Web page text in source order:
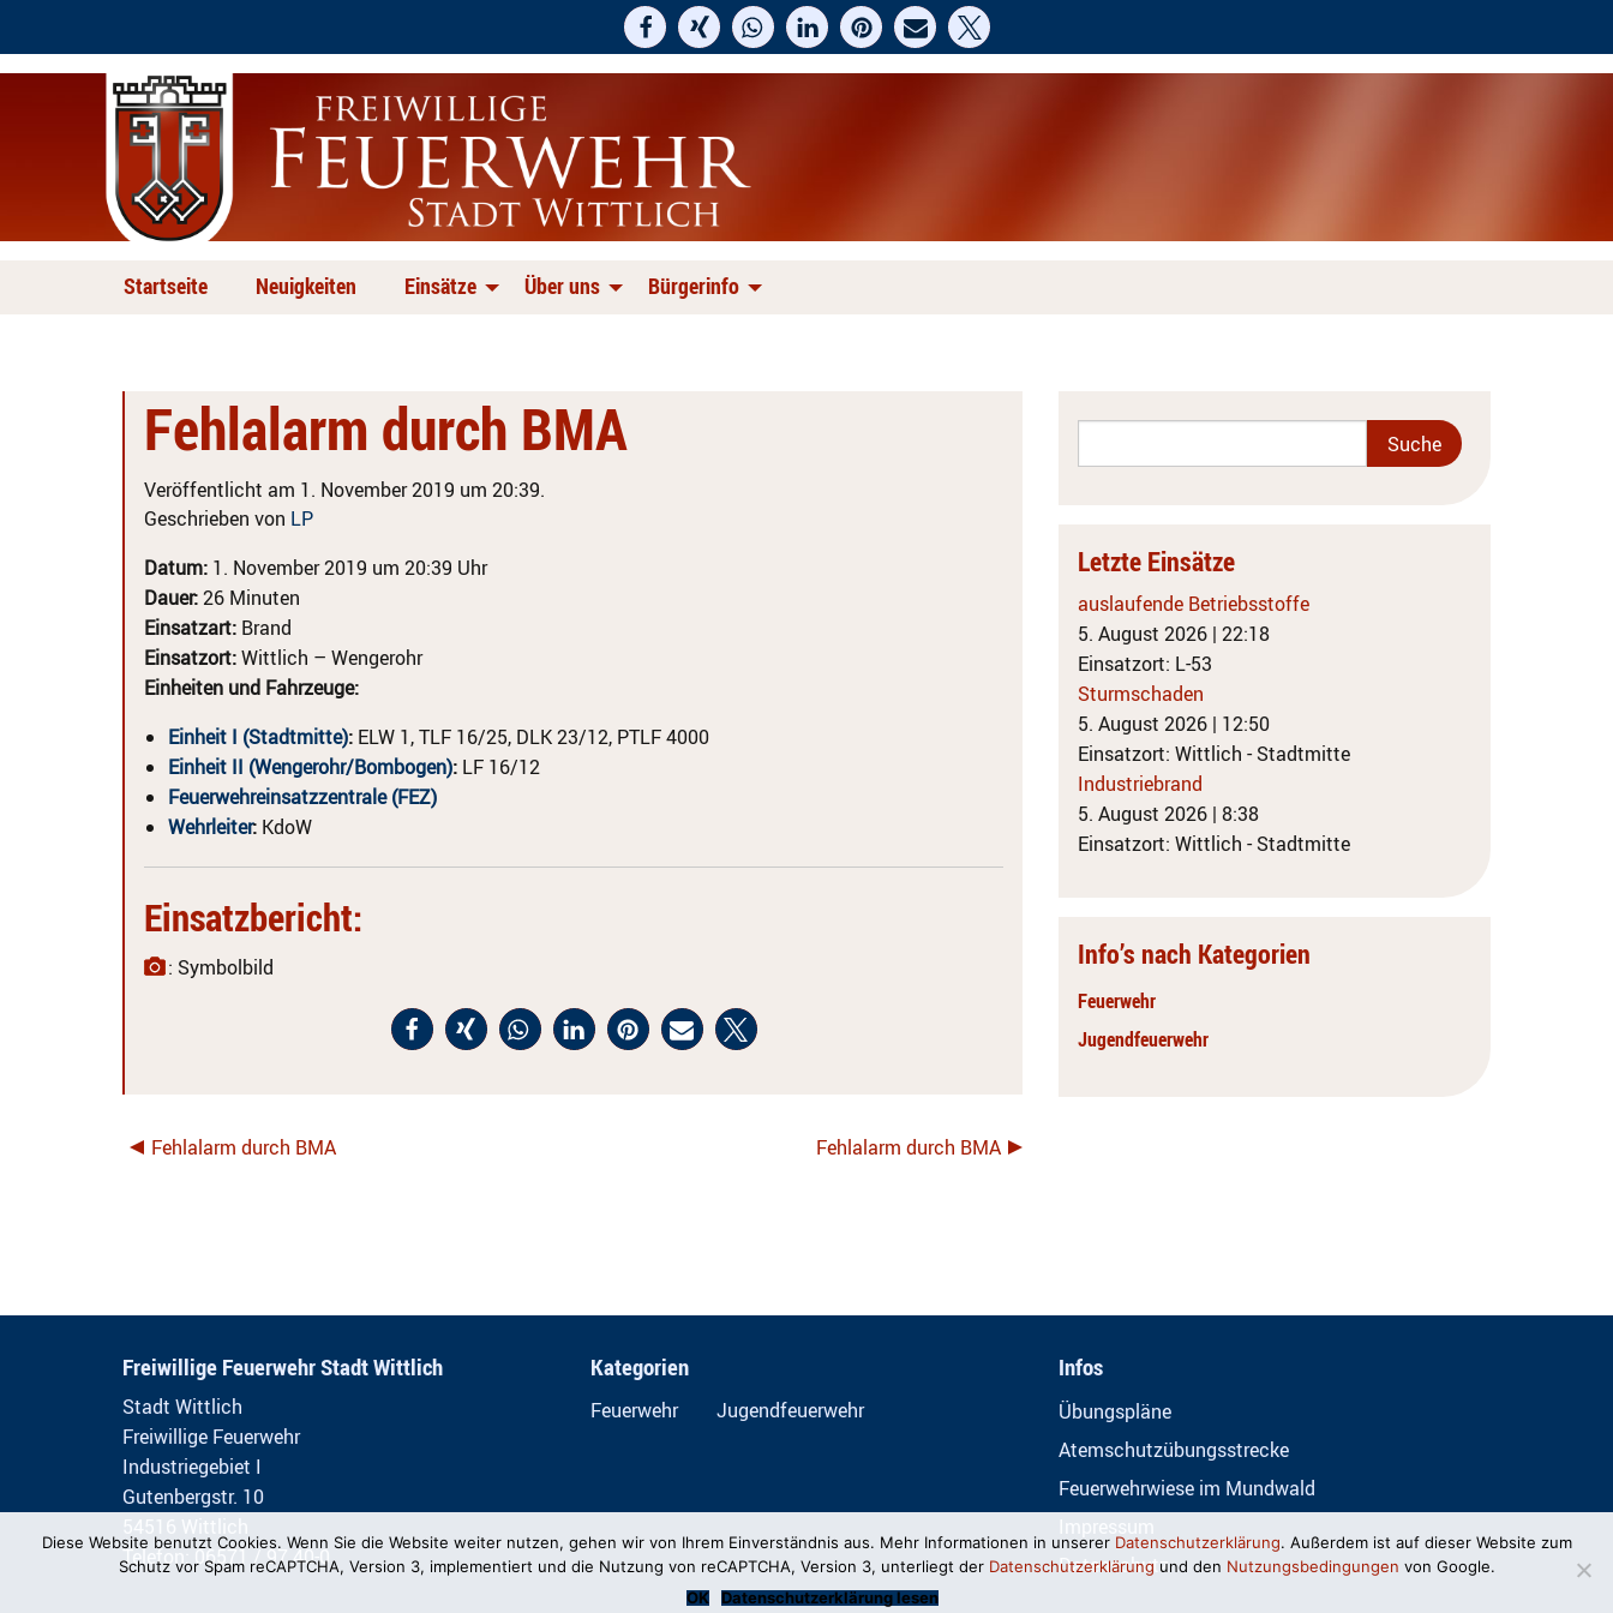
Startseite Neuigkeiten Einsätze Über uns Bürgerinfo
Fehlalarm durch BMA
Veröffentlicht am 1. November 2019 um 20:39.
Geschrieben von LP
Datum: 1. November 2019 um 20:39 Uhr
Dauer:26 Minuten
Einsatzart: Brand
Einsatzort:Wittlich – Wengerohr
Einheiten und Fahrzeuge:
Einheit I (Stadtmitte): ELW 1, TLF 16/25, DLK 23/12, PTLF 4000
Einheit II (Wengerohr/Bombogen): LF 16/12
Feuerwehreinsatzzentrale (FEZ)
Wehrleiter: KdoW
Einsatzbericht:
: Symbolbild
Fehlalarm durch BMA Fehlalarm durch BMA
Letzte Einsätze
auslaufende Betriebsstoffe
5. August 2026 | 22:18
Einsatzort: L-53
Sturmschaden
5. August 2026 | 12:50
Einsatzort: Wittlich - Stadtmitte
Industriebrand
5. August 2026 | 8:38
Einsatzort: Wittlich - Stadtmitte
Info’s nach Kategorien
Feuerwehr
Jugendfeuerwehr
Freiwillige Feuerwehr Stadt Wittlich
Stadt Wittlich
Freiwillige Feuerwehr
Industriegebiet I
Gutenbergstr. 10
Telefon: 06571 / 97 40-0
Kategorien
Feuerwehr Jugendfeuerwehr
Infos
Übungspläne
Atemschutzübungsstrecke
Feuerwehrwiese im Mundwald
Datenschutz
Diese Website benutzt Cookies. Wenn Sie die Website weiter nutzen, gehen wir von Ihrem Einverständnis aus. Mehr Informationen in unserer Datenschutzerklärung. Außerdem ist auf dieser Website zum
Schutz vor Spam reCAPTCHA, Version 3, implementiert und die Nutzung von reCAPTCHA, Version 3, unterliegt der Datenschutzerklärung und den Nutzungsbedingungen von Google.
OK
Datenschutzerklärung lesen